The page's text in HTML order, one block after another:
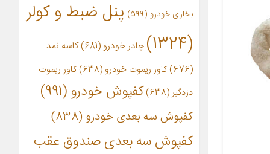
بخاری خودرو (599)
پنل ضبط و کولر
(1324)
چادر خودرو (681)
کاسه نمد
(676)
کاور ریموت خودرو(638)
کاور ریموت
دزدگیر(638) کفپوش خودرو(991)
کفپوش سه بعدی خودرو (838)
کفپوش سه بعدی صندوق عقب